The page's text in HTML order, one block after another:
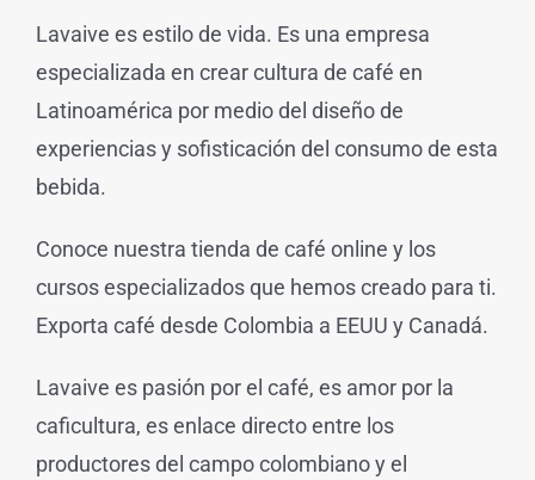
Lavaive es estilo de vida. Es una empresa
especializada en crear cultura de café en
Latinoamérica por medio del diseño de
experiencias y sofisticación del consumo de esta
bebida.
Conoce nuestra tienda de café online y los
cursos especializados que hemos creado para ti.
Exporta café desde Colombia a EEUU y Canadá.
Lavaive es pasión por el café, es amor por la
caficultura, es enlace directo entre los
productores del campo colombiano y el